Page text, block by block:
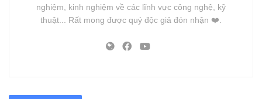
nghiệm, kinh nghiệm về các lĩnh vực công nghệ, kỹ
thuật... Rất mong được quý độc giả đón nhận ❤️.